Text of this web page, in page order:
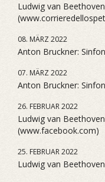
Ludwig van
08. MÄRZ 2022
Anton Bruckner:
07. MÄRZ 2022
Anton Bruckner:
26. FEBRUAR 2022
Ludwig van
(www.facebook.com)
25. FEBRUAR 2022
Ludwig van